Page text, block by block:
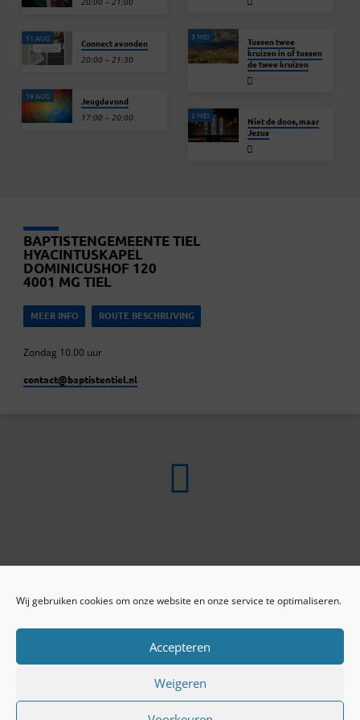
Wij gebruiken cookies om onze website en onze service te optimaliseren.
Accepteren
Weigeren
11 AUG Connect avonden
20:00 – 21:30
19 AUG Jeugdavond
17:00 – 20:00
3 MEI
Tussen twee
kruizen in of tussen
de twee kruizen
2 MEI
Niet de doos, maar
Jezus
BAPTISTENGEMEENTE TIEL
HYACINTUSKAPEL
DOMINICUSHOF 120
4001 MG TIEL
MEER INFO ROUTE BESCHRIJVING
Zondag 10.00 uur
contact​@baptistentiel.nl
ONLINE ARCHIEF
Privacy beleid